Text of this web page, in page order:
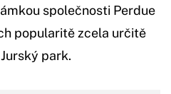
společnosti Perdue
popularitě zcela určitě
park.